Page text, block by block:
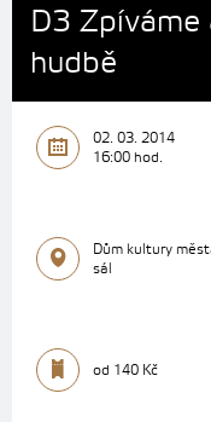
D3
hudbě
02. 03. 2014
16:00 hod.
Dům kultury
sál
od 140 Kč